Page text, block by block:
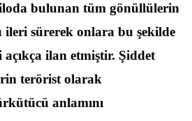
filoda bulunan tüm gönüllülerin
sürerek onlara bu şekilde
açıkça ilan etmiştir. Şiddet
terörist olarak
anlamını